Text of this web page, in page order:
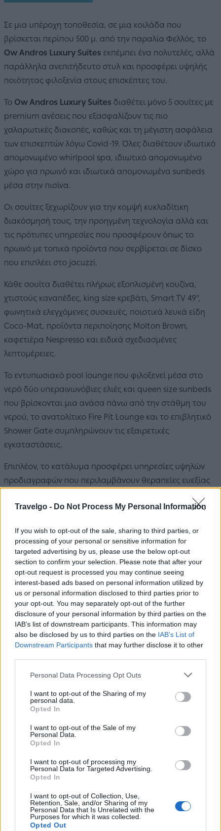
Travelgo - Do Not Process My Personal Information
If you wish to opt-out of the sale, sharing to third parties, or
processing of your personal or sensitive information for
targeted advertising by us, please use the below opt-out
section to confirm your selection. Please note that after your
opt-out request is processed you may continue seeing
interest-based ads based on personal information utilized by
us or personal information disclosed to third parties prior to
your opt-out. You may separately opt-out of the further
disclosure of your personal information by third parties on the
IAB’s list of downstream participants. This information may
also be disclosed by us to third parties on the IAB’s List of
Downstream Participants that may further disclose it to other
Please note that this website/app uses one or more Google
not limited to your visit or usage behaviour. You may click to
grant or deny consent to Google and its third-party tags to
use your data for below specified purposes in below Google
consent section.
Personal Data Processing Opt Outs
I want to opt-out of the Sharing of my
personal data.
Opted In
I want to opt-out of the Sale of my
Personal Data.
Opted In
I want to opt-out of processing my
Personal Data for Targeted Advertising.
Opted In
I want to opt-out of Collection, Use,
Retention, Sale, and/or Sharing of my
Personal Data that Is Unrelated with the
Purposes for which it was collected.
Opted Out
Σε μια υπέροχη τοποθεσία, σε μια κοιλάδα που
βρίσκεται περίπου 500 μ. από την παραλία Φελλός, το
Ow Andros Luxury Suites εκπέμπει ένα πολυτελές, αλλά
παράλληλα ανεπιτήδευτο στυλ και προσφέρει υψηλής
ποιότητας φιλοξενία στους επισκέπτες του.
Το Ow Andros Luxury Suites διαθέτει μόνο 5 σουίτες με
premium ανέσεις που εξασφαλίζουν τις πιο
χαλαρωτικές διακοπές, καθώς και τη μέγιστη ασφάλεια
των επισκεπτών λόγω Covid-19. Όλες διαθέτουν ιδιωτικό
απομονωμένο whirlpool spa, ιδιωτικό απομονωμένο
χώρο για πρωινό και ιδιωτικά απομονωμένα sunbeds
μέσα στην πισίνα.
Οι σουίτες ξεχωρίζουν για την κομψή κυκλαδίτικη
διακόσμησή τους, την προηγμένη τεχνολογία αλλά και
τις πρότυπες υπηρεσίες που προσφέρουν όπως το
πρωινό με τοπικά προϊόντα που σερβίρεται σε δίσκο
που επιπλέει στο jacuzzi.
Κάθε σουίτα διαθέτει πλήρως εξοπλισμένη κουζίνα,
χτιστούς καναπέδες, king size κρεβάτι, Smart TV 49",
φωνητικά ελεγχόμενες συσκευές, ποιοτικά λευκά είδη
Coco-Mat, προϊόντα περιποίησης Molton Brown,
καφετιέρα Nespresso και ειδικά σχεδιασμένες
λεπτομέρειες.
Το εντυπωσιακό pool lounge που φιλοξενεί μέσα στο
νερό δύο υπεραινωνόβιες ελιές και queen size sunbeds
που βρίσκονται μια ανάσα πάνω από την στάθμη του
νερού, το ανατολίτικο Fire Pit Lounge και το επιβλητικό
Shower Gate συμπληρώνουν τις εξαιρετικές
εγκαταστάσεις.
Επιπλέον, το κατάλυμα προσφέρει υπηρεσίες υψηλών
προδιαγραφών που περιλαμβάνουν θεραπείες ευεξίας
Champagne on the beach, υπηρεσίες γάμου, ιδιωτικό
ΣτοOw Andros Luxury Suitesοι επισκέπτες
απολαμβάνουν μια ασφαλή και υγιεινή διαμονή, καθώς
τα δωμάτια και οι εγκαταστάσεις αποστειρώνονται και
απολυμαίνονται σε καθημερινή βάση με τεχνολογίες
αποστείρωσης UVC και O3 (Ozone).
Καθημερινά πραγματοποιούνται 300 πλήρεις κύκλοι
αποστείρωσης στο δωμάτιό σας με Πανίσχυρη Παλμική
Ακτινοβολία UV-C πριν από το Check-in αλλά και κατά
την καθημερινή τακτική φροντίδα του.
19, τον ιό της γρίπης, μικρόβια, βακτήρια, πρωτόζωα και
άλλους επιβλαβείς μικροοργανισμούς. Η Ακτινοβολία
UV-C διασπά ακαριαία το DNA / RNA των παθογόνων με
φυσικό τρόπο, χωρίς υγρασία, χωρίς την χρήση χημικών,
βαρέων μετάλλων.
αποστείρωσης μπορείτε να εισέλθετε στον χώρο, στον
οποίο δεν υπάρχει απολύτως κανένα υπόλειμμα